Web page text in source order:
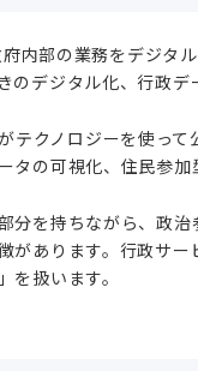
内部の業務をデジタ
デジタル化、行政デ
クノロジーを使っ
タの可視化、住民参加
分を持ちながら、政
があります。行政サ
を扱います。